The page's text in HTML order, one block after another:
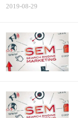
2019-08-29